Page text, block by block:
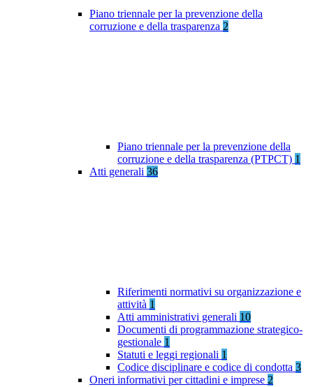
Piano triennale per la prevenzione della
corruzione e della trasparenza 2
Piano triennale per la prevenzione della
corruzione e della trasparenza (PTPCT) 1
Atti generali 36
Riferimenti normativi su organizzazione e
attività 1
Atti amministrativi generali 10
Documenti di programmazione strategico-
gestionale 1
Statuti e leggi regionali 1
Codice disciplinare e codice di condotta 3
Oneri informativi per cittadini e imprese 2